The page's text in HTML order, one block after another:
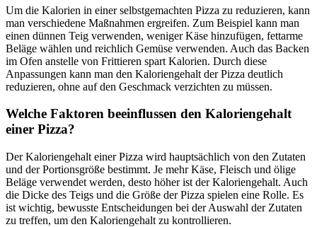
Um die Kalorien in einer selbstgemachten Pizza zu reduzieren, kann
man verschiedene Maßnahmen ergreifen. Zum Beispiel kann man
einen dünnen Teig verwenden, weniger Käse hinzufügen, fettarme
Beläge wählen und reichlich Gemüse verwenden. Auch das Backen
im Ofen anstelle von Frittieren spart Kalorien. Durch diese
Anpassungen kann man den Kaloriengehalt der Pizza deutlich
reduzieren, ohne auf den Geschmack verzichten zu müssen.
Welche Faktoren beeinflussen den Kaloriengehalt
einer Pizza?
Der Kaloriengehalt einer Pizza wird hauptsächlich von den Zutaten
und der Portionsgröße bestimmt. Je mehr Käse, Fleisch und ölige
Beläge verwendet werden, desto höher ist der Kaloriengehalt. Auch
die Dicke des Teigs und die Größe der Pizza spielen eine Rolle. Es
ist wichtig, bewusste Entscheidungen bei der Auswahl der Zutaten
zu treffen, um den Kaloriengehalt zu kontrollieren.